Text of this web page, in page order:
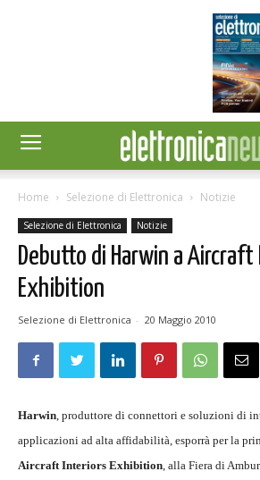
Home Selezione di Elettronica Notizie
Selezione di Elettronica Notizie
Debutto di Harwin a
Exhibition
Selezione di Elettronica - 20 Maggio 2010
Harwin, produttore di connettori e soluzioni di
applicazioni ad alta affidabilità, esporrà per la
Aircraft Interiors Exhibition, alla Fiera di